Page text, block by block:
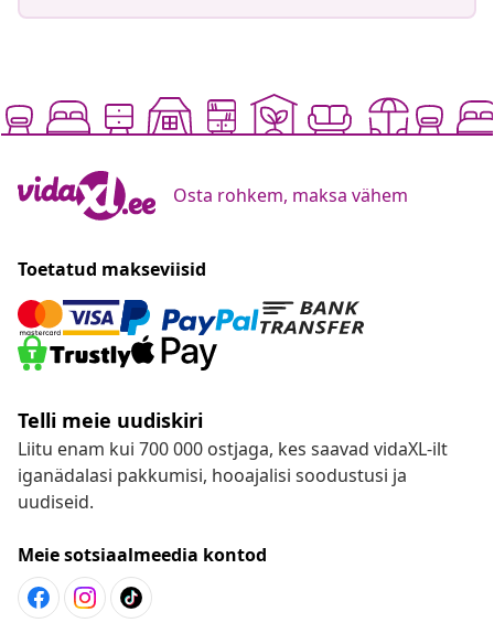
Osta rohkem, maksa vähem
Toetatud makseviisid
Telli meie uudiskiri
Liitu enam kui 700 000 ostjaga, kes saavad vidaXL-ilt
iganädalasi pakkumisi, hooajalisi soodustusi ja
uudiseid.
Meie sotsiaalmeedia kontod